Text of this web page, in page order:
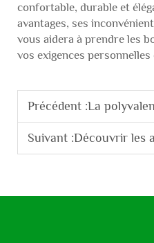
confortable, durable et
avantages, ses
vous aidera à prendre les
vos exigences
Précédent :La polyvalence du
Suivant :Découvrir les avantages du